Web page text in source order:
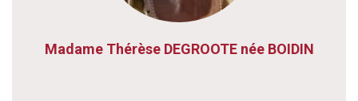
Madame Thérèse DEGROOTE née BOIDIN